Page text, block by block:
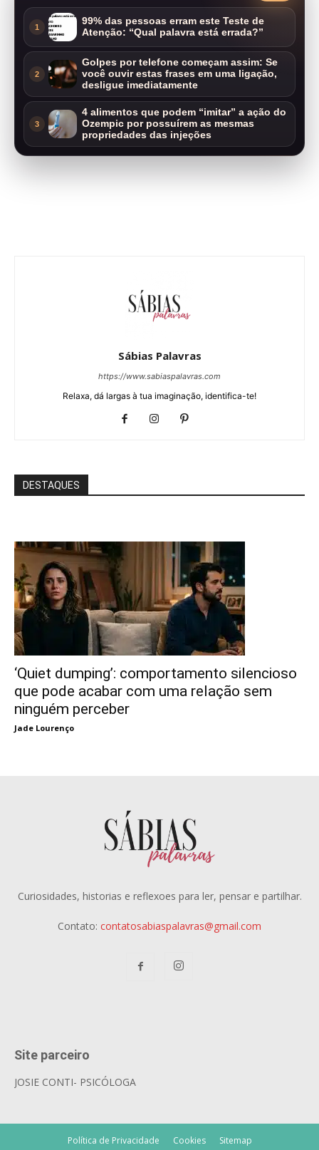
1
99% das pessoas erram este Teste de
Atenção: “Qual palavra está errada?”
2
Golpes por telefone começam assim: Se
você ouvir estas frases em uma ligação,
desligue imediatamente
3
4 alimentos que podem “imitar” a ação do
Ozempic por possuírem as mesmas
propriedades das injeções
Sábias Palavras
https://www.sabiaspalavras.com
Relaxa, dá largas à tua imaginação, identifica-te!
DESTAQUES
‘Quiet dumping’: comportamento silencioso
que pode acabar com uma relação sem
ninguém perceber
Jade Lourenço
Curiosidades, historias e reflexoes para ler, pensar e partilhar.
Contato: contatosabiaspalavras@gmail.com
Site parceiro
JOSIE CONTI- PSICÓLOGA
Política de Privacidade Cookies Sitemap